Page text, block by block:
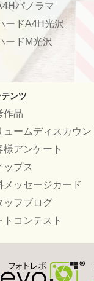
パノラマ
ードA4H光沢
ードM光沢
ンツ
作品
ュームディスカウン
様アンケート
ップス
メッセージカード
ッフブログ
トコンテスト